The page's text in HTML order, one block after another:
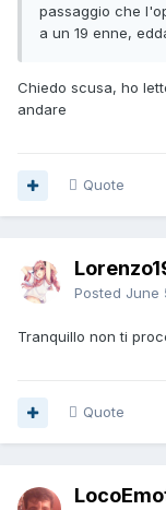
passaggio che
a un 19 enne,
Chiedo scusa, ho
andare
Quote
Posted June
Tranquillo non ti
Quote